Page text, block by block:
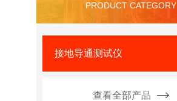
PRODUCT CATEGORY
接地导通测试仪
查看全部产品